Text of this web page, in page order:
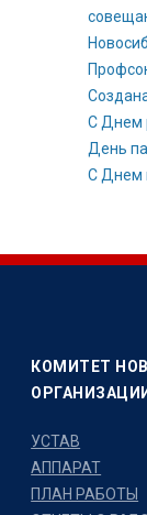
С Днем
День
С Днем
КОМИТЕТ
УСТАВ
АППАРАТ
ПЛАН РАБОТЫ